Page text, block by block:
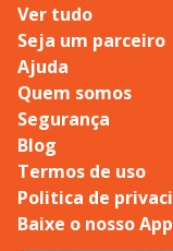
Ver tudo
Seja um parceiro
Ajuda
Quem somos
Segurança
Blog
Termos de uso
Politica de
Baixe o nosso App